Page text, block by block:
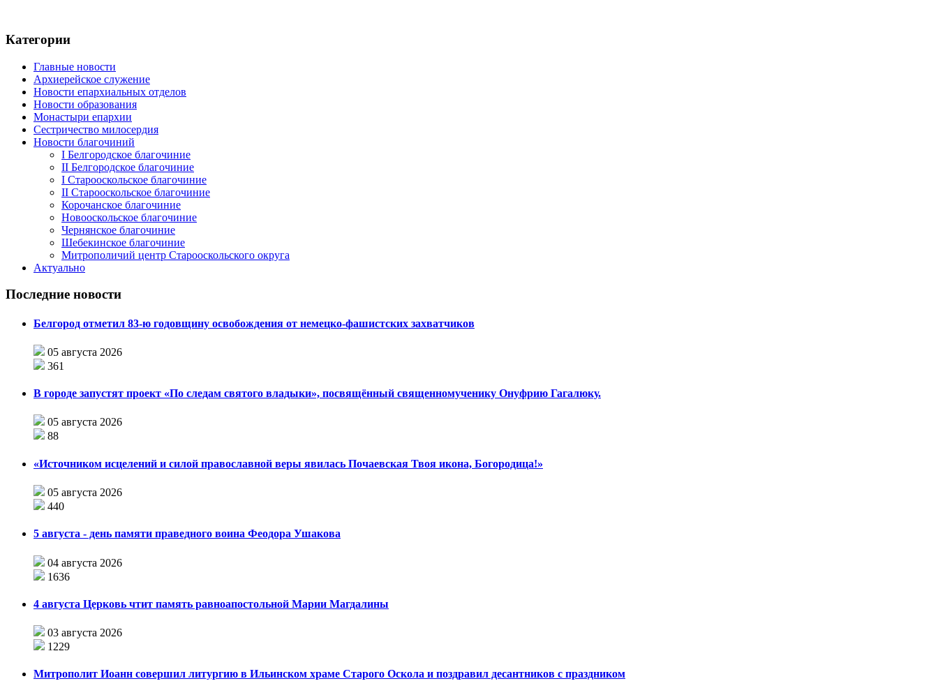
Категории
Главные новости
Архиерейское служение
Новости епархиальных отделов
Новости образования
Монастыри епархии
Сестричество милосердия
Новости благочиний
I Белгородское благочиние
II Белгородское благочиние
I Старооскольское благочиние
II Старооскольское благочиние
Корочанское благочиние
Новооскольское благочиние
Чернянское благочиние
Шебекинское благочиние
Митрополичий центр Старооскольского округа
Актуально
Последние новости
Белгород отметил 83-ю годовщину освобождения от немецко-фашистских захватчиков
05 августа 2026
361
В городе запустят проект «По следам святого владыки», посвящённый священномученику Онуфрию Гагалюку.
05 августа 2026
88
«Источником исцелений и силой православной веры явилась Почаевская Твоя икона, Богородица!»
05 августа 2026
440
5 августа - день памяти праведного воина Феодора Ушакова
04 августа 2026
1636
4 августа Церковь чтит память равноапостольной Марии Магдалины
03 августа 2026
1229
Митрополит Иоанн совершил литургию в Ильинском храме Старого Оскола и поздравил десантников с праздником